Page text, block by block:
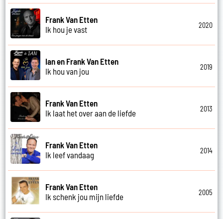
Frank Van Etten
Ik hou je vast
2020
Ian en Frank Van Etten
Ik hou van jou
2019
Frank Van Etten
Ik laat het over aan de liefde
2013
Frank Van Etten
Ik leef vandaag
2014
Frank Van Etten
Ik schenk jou mijn liefde
2005